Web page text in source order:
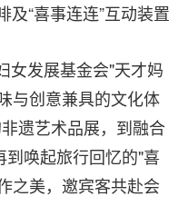
“喜事连连”互动装置
女发展基金会"天才妈
与创意兼具的文化体
遗艺术品展，到融合
唤起旅行回忆的"喜
之美，邀宾客共赴会